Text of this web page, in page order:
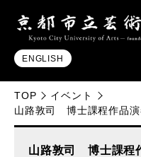
ENGLISH
TOP
イベント
山路敦司 博士課程作品演
山路敦司 博士課程